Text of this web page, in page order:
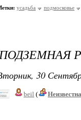
усадьба подмосковье
ПОДЗЕМНАЯ
30
beil (